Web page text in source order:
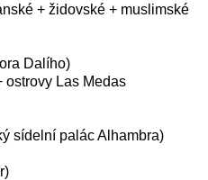
+ židovské + muslimské
Dalího)
ostrovy Las Medas
sídelní palác Alhambra)